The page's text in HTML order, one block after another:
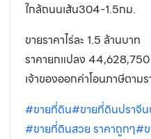
ใกล้ถนนเส้น304-1.5กม.
ขายราคาไร่ละ 1.5 ล้านบาท
ราคายกแปลง
เจ้าของออกค่าโอนภาษีตามร
#ขายที่ดิน#ขายที่ดินปราจี
#ขายที่ดินสวย ราคาถูกๆ#